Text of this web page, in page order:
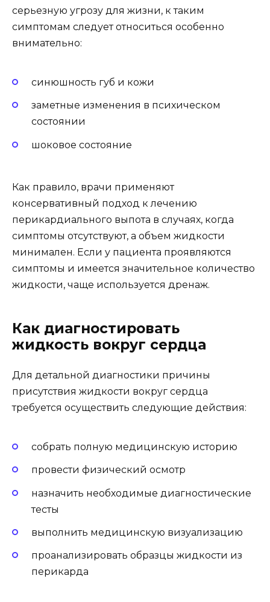
серьезную угрозу для жизни, к таким
симптомам следует относиться особенно
внимательно:
синюшность губ и кожи
заметные изменения в психическом
состоянии
шоковое состояние
Как правило, врачи применяют
консервативный подход к лечению
перикардиального выпота в случаях, когда
симптомы отсутствуют, а объем жидкости
минимален. Если у пациента проявляются
симптомы и имеется значительное количество
жидкости, чаще используется дренаж.
Как диагностировать
жидкость вокруг сердца
Для детальной диагностики причины
присутствия жидкости вокруг сердца
требуется осуществить следующие действия:
собрать полную медицинскую историю
провести физический осмотр
назначить необходимые диагностические
тесты
выполнить медицинскую визуализацию
проанализировать образцы жидкости из
перикарда